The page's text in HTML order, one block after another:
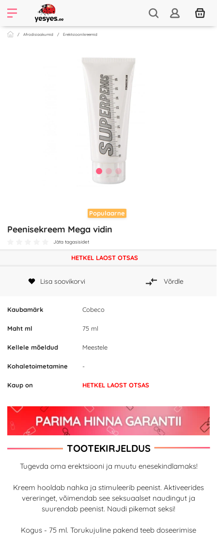
Afrodisiaakumid Erektsioonikreemid
Populaarne
Peenisekreem Mega vidin
Jäta tagasisidet
Kaubamärk Cobeco
Maht ml 75 ml
Kellele mõeldud Meestele
Kohaletoimetamine -
Kaup on HETKEL LAOST OTSAS
HETKEL LAOST OTSAS
Lisa soovikorvi Võrdle
TOOTEKIRJELDUS
Tugevda oma erektsiooni ja muutu enesekindlamaks!
Kreem hooldab nahka ja stimuleerib peenist. Aktiveerides
vereringet, võimendab see seksuaalset naudingut ja
suurendab peenist. Naudi pikemat seksi!
Kogus - 75 ml. Torukujuline pakend teeb doseerimise